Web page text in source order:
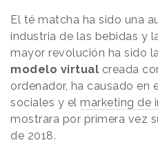
El té matcha ha sido una
industria de las bebidas y
mayor revolución ha sido
modelo virtual creada
ordenador, ha causado en
sociales y el marketing de
mostrara por primera vez
de 2018.